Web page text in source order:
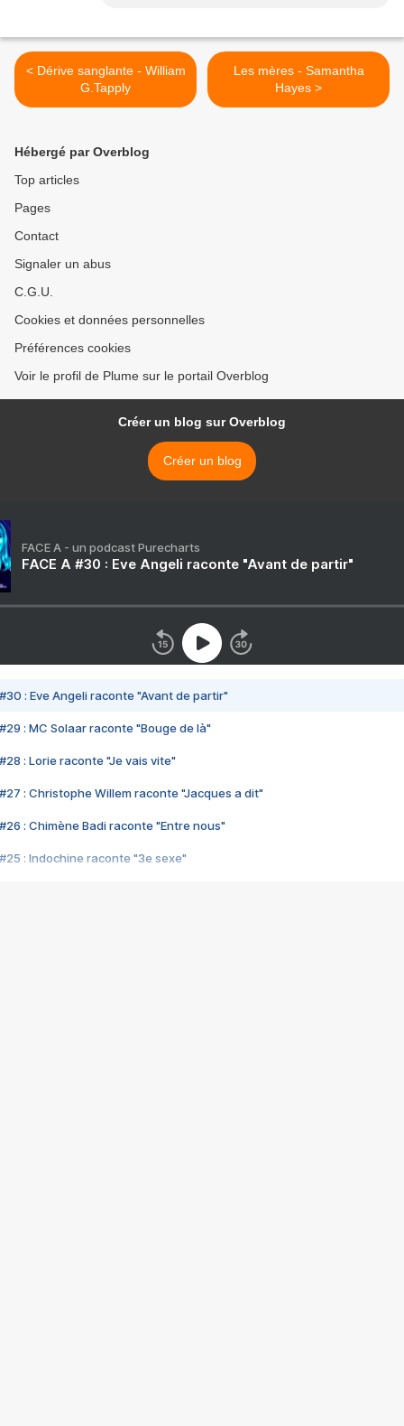
< Dérive sanglante - William
G.Tapply
Les mères - Samantha
Hayes >
Hébergé par Overblog
Top articles
Pages
Contact
Signaler un abus
C.G.U.
Cookies et données personnelles
Préférences cookies
Voir le profil de Plume sur le portail Overblog
Créer un blog sur Overblog
Créer un blog
FACE A - un podcast Purecharts
FACE A #30 : Eve Angeli raconte "Avant de partir"
#30 : Eve Angeli raconte "Avant de partir"
#29 : MC Solaar raconte "Bouge de là"
#28 : Lorie raconte "Je vais vite"
#27 : Christophe Willem raconte "Jacques a dit"
#26 : Chimène Badi raconte "Entre nous"
#25 : Indochine raconte "3e sexe"